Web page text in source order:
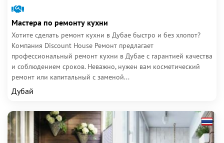
Мастера по ремонту кухни
Хотите сделать ремонт кухни в Дубае быстро и без хлопот?
Компания Discount House Ремонт предлагает
профессиональный ремонт кухни в Дубае с гарантией качества
и соблюдением сроков. Неважно, нужен вам косметический
ремонт или капитальный с заменой...
Дубай